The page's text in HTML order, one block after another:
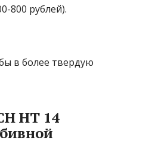
800 рублей).
в более твердую
HT 14